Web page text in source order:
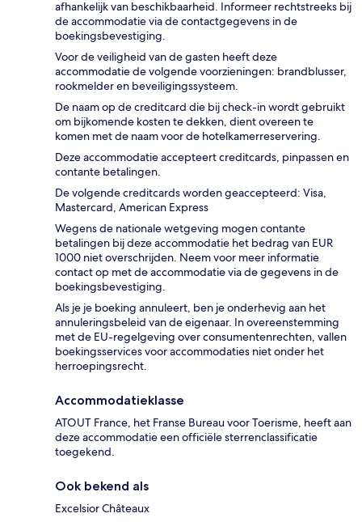
afhankelijk van beschikbaarheid. Informeer rechtstreeks bij
de accommodatie via de contactgegevens in de
boekingsbevestiging.
Voor de veiligheid van de gasten heeft deze
accommodatie de volgende voorzieningen: brandblusser,
rookmelder en beveiligingssysteem.
De naam op de creditcard die bij check-in wordt gebruikt
om bijkomende kosten te dekken, dient overeen te
komen met de naam voor de hotelkamerreservering.
Deze accommodatie accepteert creditcards, pinpassen en
contante betalingen.
De volgende creditcards worden geaccepteerd: Visa,
Mastercard, American Express
Wegens de nationale wetgeving mogen contante
betalingen bij deze accommodatie het bedrag van EUR
1000 niet overschrijden. Neem voor meer informatie
contact op met de accommodatie via de gegevens in de
boekingsbevestiging.
Als je je boeking annuleert, ben je onderhevig aan het
annuleringsbeleid van de eigenaar. In overeenstemming
met de EU-regelgeving over consumentenrechten, vallen
boekingsservices voor accommodaties niet onder het
herroepingsrecht.
Accommodatieklasse
ATOUT France, het Franse Bureau voor Toerisme, heeft aan
deze accommodatie een officiële sterrenclassificatie
toegekend.
Ook bekend als
Excelsior Châteaux